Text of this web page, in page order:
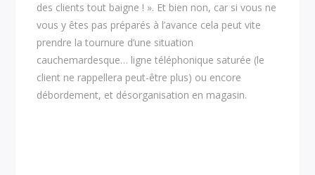
des clients tout baigne ! ». Et bien non, car si vous ne
vous y êtes pas préparés à l’avance cela peut vite
prendre la tournure d’une situation
cauchemardesque… ligne téléphonique saturée (le
client ne rappellera peut-être plus) ou encore
débordement, et désorganisation en magasin.